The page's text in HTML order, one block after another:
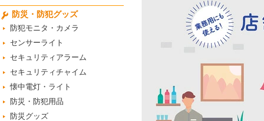
防災・防犯グッズ
防犯モニタ・カメラ
センサーライト
セキュリティアラーム
セキュリティチャイム
懐中電灯・ライト
防災・防犯用品
防災グッズ